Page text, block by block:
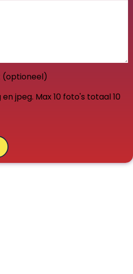
(optioneel)
jpeg. Max 10 foto's totaal 10